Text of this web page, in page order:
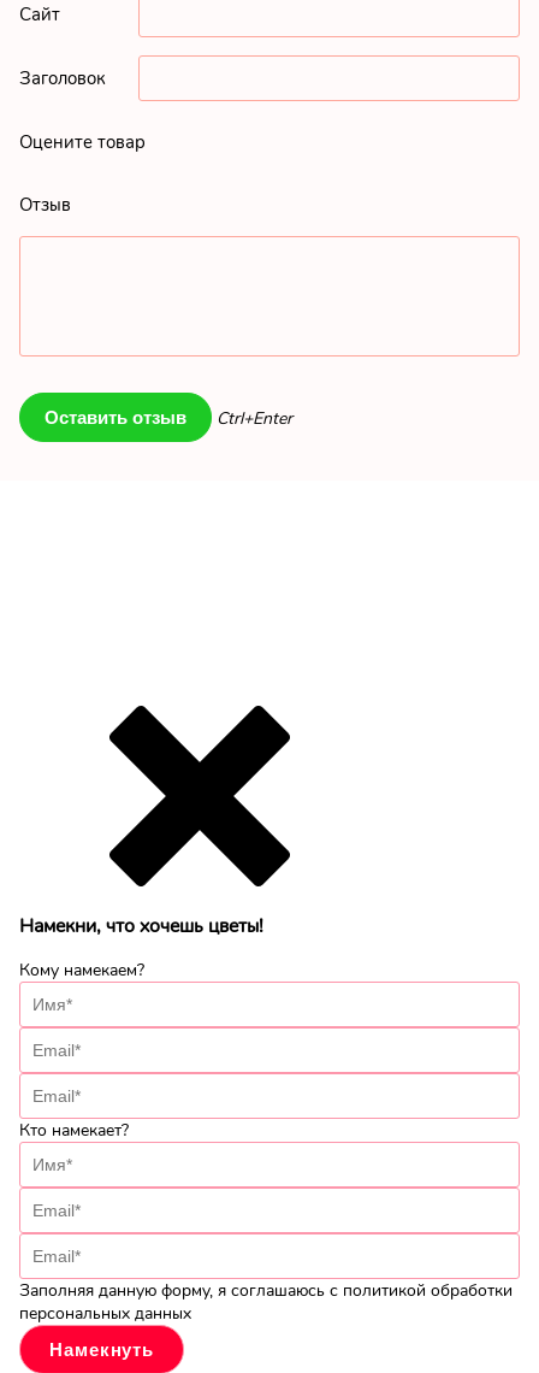
Сайт
Заголовок
Оцените товар
Отзыв
Ctrl+Enter
Намекни, что хочешь цветы!
Кому намекаем?
Кто намекает?
Заполняя данную форму, я соглашаюсь с политикой обработки
персональных данных